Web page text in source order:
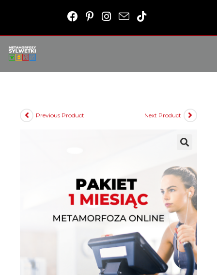
Previous Product Next Product